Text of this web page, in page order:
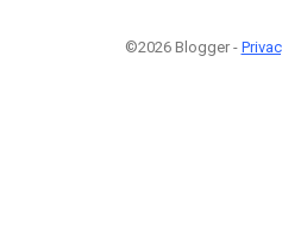
©2026 Blogger -